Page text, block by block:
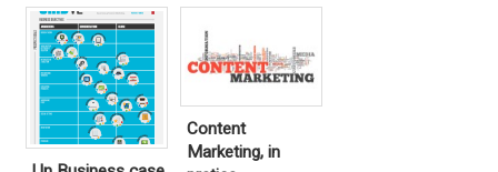
Content
Marketing, in